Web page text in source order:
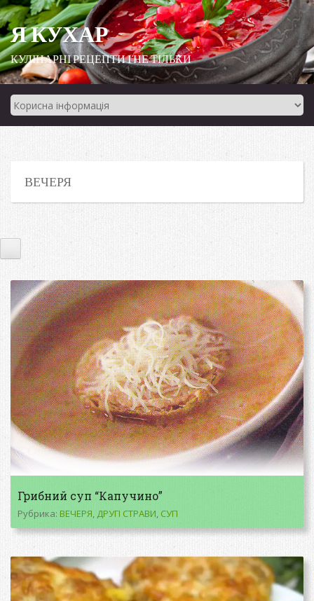
Я КУХАР
КУЛІНАРНІ РЕЦЕПТИ І НЕ ТІЛЬКИ
ВЕЧЕРЯ
Грибний суп “Капучино”
Рубрика: ВЕЧЕРЯ, ДРУГІ СТРАВИ, СУП